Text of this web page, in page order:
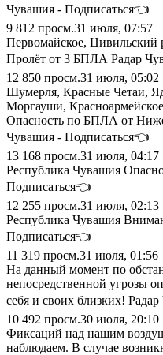
Чувашия - Подписаться👈
9 812 просм.31 июля, 07:57
Первомайское, Цивильский
Пролёт от 3 БПЛА Радар
12 850 просм.31 июля, 05:02
Шумерля, Красные Четаи,
Моргауши,
Опасность по БПЛА от
Чувашия - Подписаться👈
13 168 просм.31 июля, 04:17
Республика Чувашия
Подписаться👈
12 255 просм.31 июля, 02:13
Республика Чувашия
Подписаться👈
11 319 просм.31 июля, 01:56
На данный момент по
непосредственной угрозы
себя и своих близких!
10 492 просм.30 июля, 20:10
Фиксаций над нашим
наблюдаем. В случае